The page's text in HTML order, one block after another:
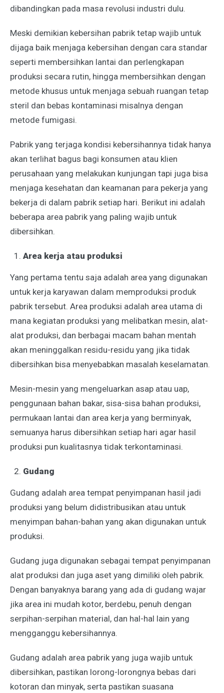
dibandingkan pada masa revolusi industri dulu.
Meski demikian kebersihan pabrik tetap wajib untuk
dijaga baik menjaga kebersihan dengan cara standar
seperti membersihkan lantai dan perlengkapan
produksi secara rutin, hingga membersihkan dengan
metode khusus untuk menjaga sebuah ruangan tetap
steril dan bebas kontaminasi misalnya dengan
metode fumigasi.
Pabrik yang terjaga kondisi kebersihannya tidak hanya
akan terlihat bagus bagi konsumen atau klien
perusahaan yang melakukan kunjungan tapi juga bisa
menjaga kesehatan dan keamanan para pekerja yang
bekerja di dalam pabrik setiap hari. Berikut ini adalah
beberapa area pabrik yang paling wajib untuk
dibersihkan.
Area kerja atau produksi
Yang pertama tentu saja adalah area yang digunakan
untuk kerja karyawan dalam memproduksi produk
pabrik tersebut. Area produksi adalah area utama di
mana kegiatan produksi yang melibatkan mesin, alat-
alat produksi, dan berbagai macam bahan mentah
akan meninggalkan residu-residu yang jika tidak
dibersihkan bisa menyebabkan masalah keselamatan.
Mesin-mesin yang mengeluarkan asap atau uap,
penggunaan bahan bakar, sisa-sisa bahan produksi,
permukaan lantai dan area kerja yang berminyak,
semuanya harus dibersihkan setiap hari agar hasil
produksi pun kualitasnya tidak terkontaminasi.
Gudang
Gudang adalah area tempat penyimpanan hasil jadi
produksi yang belum didistribusikan atau untuk
menyimpan bahan-bahan yang akan digunakan untuk
produksi.
Gudang juga digunakan sebagai tempat penyimpanan
alat produksi dan juga aset yang dimiliki oleh pabrik.
Dengan banyaknya barang yang ada di gudang wajar
jika area ini mudah kotor, berdebu, penuh dengan
serpihan-serpihan material, dan hal-hal lain yang
mengganggu kebersihannya.
Gudang adalah area pabrik yang juga wajib untuk
dibersihkan, pastikan lorong-lorongnya bebas dari
kotoran dan minyak, serta pastikan suasana